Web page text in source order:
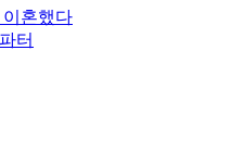
혼했다
터